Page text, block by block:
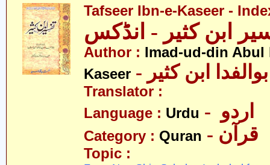
Tafseer Ibn-e-Kaseer -
ابن کثیر - انڈکس
Author : Imad-ud-din Abul
Kaseer
ابن کثیر
Translator :
Language : Urdu
Category : Quran - قرآن
Topic :